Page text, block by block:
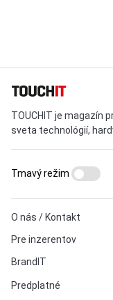
TOUCHIT je magazín
sveta technológií,
O nás / Kontakt
Pre inzerentov
BrandIT
Predplatné
Tmavý režim